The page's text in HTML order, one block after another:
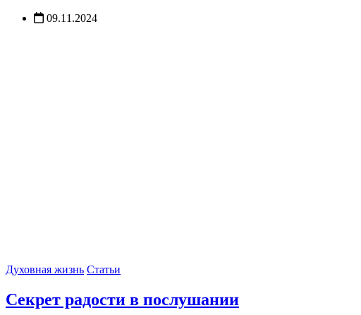
09.11.2024
Духовная жизнь Статьи
Секрет радости в послушании